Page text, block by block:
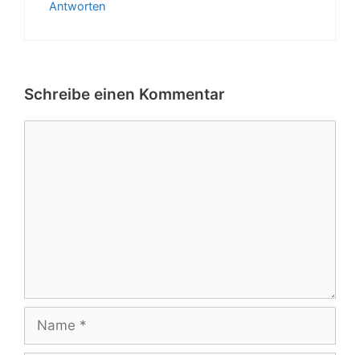
Antworten
Schreibe einen Kommentar